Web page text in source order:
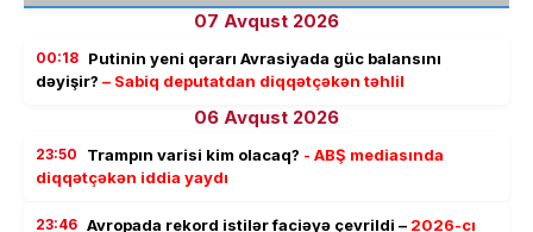
07 Avqust 2026
00:18 Putinin yeni qərarı Avrasiyada güc balansını
dəyişir? – Sabiq deputatdan diqqətçəkən təhlil
06 Avqust 2026
23:50 Trampın varisi kim olacaq? - ABŞ mediasında
diqqətçəkən iddia yaydı
23:46 Avropada rekord istilər faciəyə çevrildi – 2026-cı